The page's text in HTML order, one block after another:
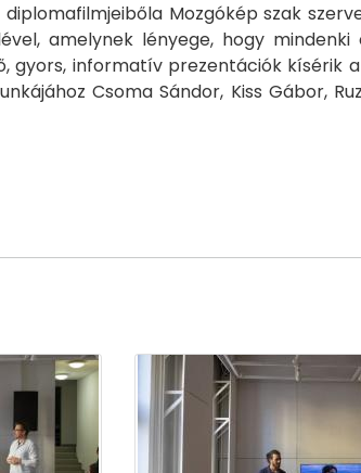
Mozgókép szak
amelynek lényege, hogy
informatív prezentációk kísérik
Csoma Sándor, Kiss Gábor,